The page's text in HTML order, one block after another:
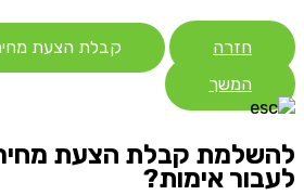
חזרה
קבלת הצעת
המשך
להשלמת קבלת הצעת
לעבור אימות?